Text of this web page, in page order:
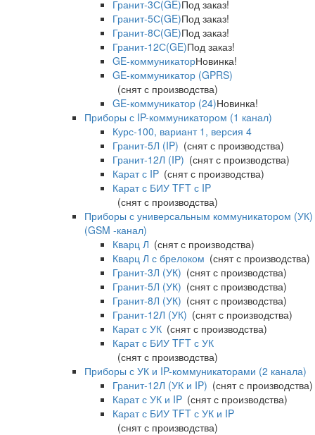
Гранит-3С(GE)Под заказ!
Гранит-5С(GE)Под заказ!
Гранит-8С(GE)Под заказ!
Гранит-12С(GE)Под заказ!
GE-коммуникаторНовинка!
GE-коммуникатор (GPRS)
(снят с производства)
GE-коммуникатор (24)Новинка!
Приборы с IP-коммуникатором (1 канал)
Курс-100, вариант 1, версия 4
Гранит-5Л (IP) (снят с производства)
Гранит-12Л (IP) (снят с производства)
Карат с IP (снят с производства)
Карат с БИУ TFT с IP
(снят с производства)
Приборы с универсальным коммуникатором (УК)
(GSM -канал)
Кварц Л (снят с производства)
Кварц Л с брелоком (снят с производства)
Гранит-3Л (УК) (снят с производства)
Гранит-5Л (УК) (снят с производства)
Гранит-8Л (УК) (снят с производства)
Гранит-12Л (УК) (снят с производства)
Карат с УК (снят с производства)
Карат с БИУ TFT с УК
(снят с производства)
Приборы с УК и IP-коммуникаторами (2 канала)
Гранит-12Л (УК и IP) (снят с производства)
Карат с УК и IP (снят с производства)
Карат с БИУ TFT с УК и IP
(снят с производства)